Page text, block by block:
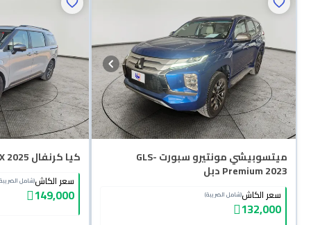
ميتسوبيشي مونتيرو سبورت GLS-
Premium 2023 دبل
سعر الكاش(شامل الضريبة)
132,000
كيا كرنفال LX 2025
سعر الكاش(شامل
149,000